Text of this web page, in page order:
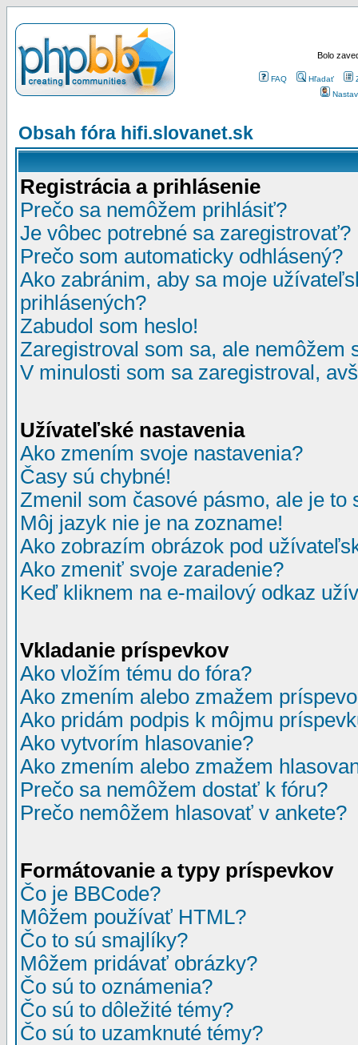
Bolo
FAQ Hľadať
Obsah fóra hifi.slovanet.sk
Registrácia a prihlásenie
Prečo sa nemôžem prihlásiť?
Je vôbec potrebné sa zaregistrovať?
Prečo som automaticky odhlásený?
Ako zabránim, aby sa moje
prihlásených?
Zabudol som heslo!
Zaregistroval som sa, ale nemôžem
V minulosti som sa zaregistroval,
Užívateľské nastavenia
Ako zmením svoje nastavenia?
Časy sú chybné!
Zmenil som časové pásmo, ale je to
Môj jazyk nie je na zozname!
Ako zobrazím obrázok pod
Ako zmeniť svoje zaradenie?
Keď kliknem na e-mailový odkaz
Vkladanie príspevkov
Ako vložím tému do fóra?
Ako zmením alebo zmažem
Ako pridám podpis k môjmu
Ako vytvorím hlasovanie?
Ako zmením alebo zmažem
Prečo sa nemôžem dostať k fóru?
Prečo nemôžem hlasovať v ankete?
Formátovanie a typy príspevkov
Čo je BBCode?
Môžem používať HTML?
Čo to sú smajlíky?
Môžem pridávať obrázky?
Čo sú to oznámenia?
Čo sú to dôležité témy?
Čo sú to uzamknuté témy?